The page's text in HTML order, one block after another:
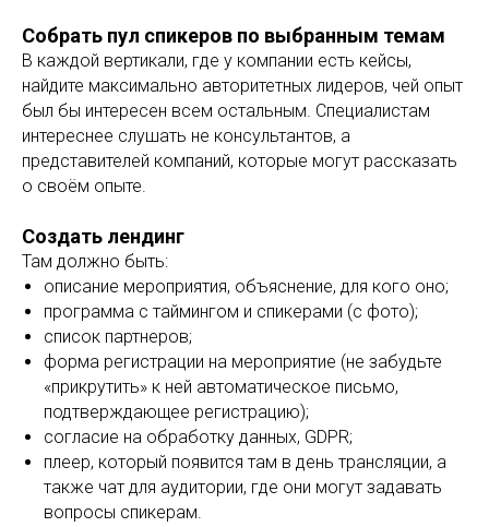
Собрать пул спикеров по выбранным темам
В каждой вертикали, где у компании есть кейсы,
найдите максимально авторитетных лидеров, чей опыт
был бы интересен всем остальным. Специалистам
интереснее слушать не консультантов, а
представителей компаний, которые могут рассказать
о своём опыте.
Создать лендинг
Там должно быть:
описание мероприятия, объяснение, для кого оно;
программа с таймингом и спикерами (с фото);
список партнеров;
форма регистрации на мероприятие (не забудьте
«прикрутить» к ней автоматическое письмо,
подтверждающее регистрацию);
согласие на обработку данных, GDPR;
плеер, который появится там в день трансляции, а
также чат для аудитории, где они могут задавать
вопросы спикерам.